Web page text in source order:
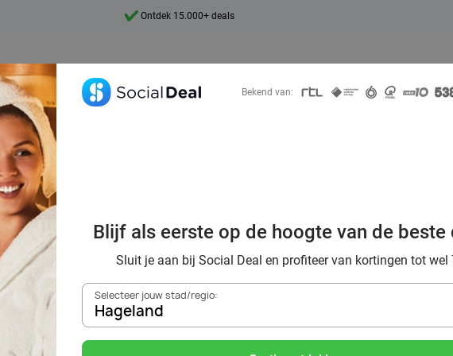
7 dagen per week beschikbaar
spa dans la région
: pure
Bekend van:
Blijf als eerste op de hoogte van de beste
Sluit je aan bij Social Deal en profiteer van kortingen tot wel
Selecteer jouw stad/regio:
Hageland